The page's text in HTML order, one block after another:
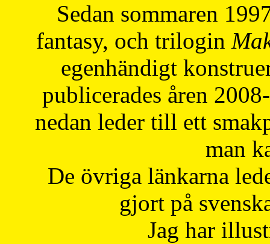
Sedan sommaren
fantasy, och trilogin
egenhändigt
publicerades åren
nedan leder till ett
man
De övriga länkarna
gjort på
Jag har